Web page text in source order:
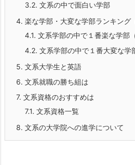
3.2. 文系の中で面白い学部
4. 楽な学部・大変な学部ランキング
4.1. 文系学部の中で１番楽な学部
4.2. 文系学部の中で１番大変な学
5. 文系大学生と英語
6. 文系就職の勝ち組は
7. 文系資格のおすすめは
7.1. 文系資格一覧
8. 文系の大学院への進学について